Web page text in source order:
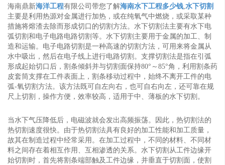
海南鼎新海洋工程有限公司带您了解海南水下工程多少钱 水下切割
主要是利用热源对金属进行加热，或在纯氧气中燃烧，或采取某种
措施将熔渣去除而形成切口的切割方法。水下切割法主要有水下电
弧切割和电子电路电路切割等。水下切割主要用于金属的加工、制
造和运输。电子电路切割是一种高速的切割方法，可用来将金属从
水中吸出，然后在电子线上进行电路切割。支撑切割法是指在引弧
形成起始切口后，割条倾斜并与切割面保持80°～85°角，利用割条药
皮套筒支撑在工件表面上，割条移动过程中，始终不离开工件的电
弧-氧切割方法。该方法既可自左向右，也可自右向左，还可靠在规
尺上切割，操作方便，效率较高，适用于中、薄板的水下切割。
当水下气压降低后，电磁波就会发出高频振荡。因此，热切割法的
热切割速度很快。由于热切割法具有良好的加工性能和加工质量，
故其在制造过程中经常采用。在加工过程中，不同的材料、不同材
料之间存在着相互作用、互相渗透的关系。水下切割从工件边缘开
始切割时，首先将割条端部触及工件边缘，并垂直于切割面，使割